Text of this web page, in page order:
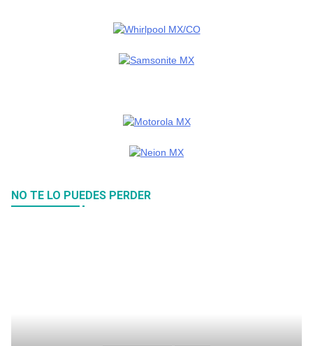
NO TE LO PUEDES PERDER